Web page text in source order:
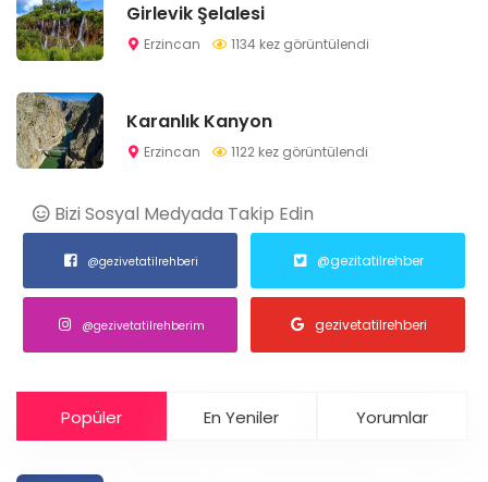
Girlevik Şelalesi
Erzincan 1134 kez görüntülendi
Karanlık Kanyon
Erzincan 1122 kez görüntülendi
Bizi Sosyal Medyada Takip Edin
@gezivetatilrehberi @gezitatilrehber
@gezivetatilrehberim gezivetatilrehberi
Popüler En Yeniler Yorumlar